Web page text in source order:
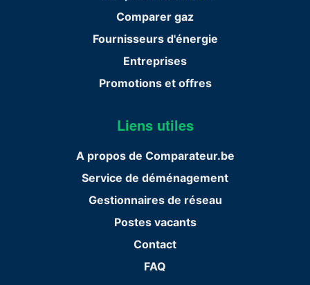
Comparer gaz
Fournisseurs d'énergie
Entreprises
Promotions et offres
Liens utiles
A propos de Comparateur.be
Service de déménagement
Gestionnaires de réseau
Postes vacants
Contact
FAQ